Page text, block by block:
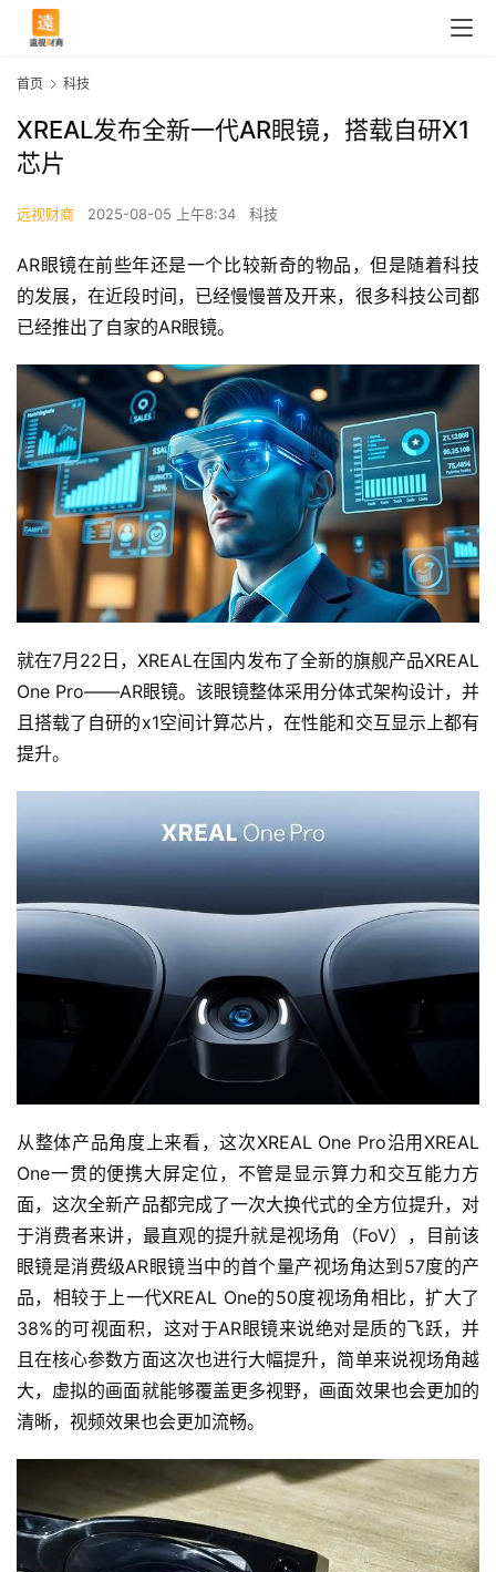
首页 科技
XREAL发布全新一代AR眼镜，搭载自研X1
芯片
远视财商 2025-08-05 上午8:34 科技
AR眼镜在前些年还是一个比较新奇的物品，但是随着科技
的发展，在近段时间，已经慢慢普及开来，很多科技公司都
已经推出了自家的AR眼镜。
就在7月22日，XREAL在国内发布了全新的旗舰产品XREAL
One Pro——AR眼镜。该眼镜整体采用分体式架构设计，并
且搭载了自研的x1空间计算芯片，在性能和交互显示上都有
提升。
从整体产品角度上来看，这次XREAL One Pro沿用XREAL
One一贯的便携大屏定位，不管是显示算力和交互能力方
面，这次全新产品都完成了一次大换代式的全方位提升，对
于消费者来讲，最直观的提升就是视场角（FoV），目前该
眼镜是消费级AR眼镜当中的首个量产视场角达到57度的产
品，相较于上一代XREAL One的50度视场角相比，扩大了
38%的可视面积，这对于AR眼镜来说绝对是质的飞跃，并
且在核心参数方面这次也进行大幅提升，简单来说视场角越
大，虚拟的画面就能够覆盖更多视野，画面效果也会更加的
清晰，视频效果也会更加流畅。